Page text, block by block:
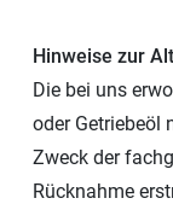
Hinweise zur
Die bei uns
oder Getriebeöl
Zweck der
Rücknahme